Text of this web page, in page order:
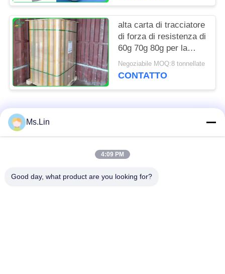
alta carta di tracciatore
di forza di resistenza di
60g 70g 80g per la
stanza di taglio
dell'indumento
Negoziabile MOQ:8 tonnellate
CONTATTO
Categorie popolari
rotolo marrone della
Ms.Lin
4:09 PM
Good day, what product are you looking for?